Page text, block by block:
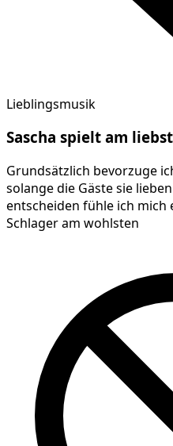
Lieblingsmusik
Sascha spielt am
Grundsätzlich bevorzuge
solange die Gäste sie
entscheiden fühle ich
Schlager am wohlsten